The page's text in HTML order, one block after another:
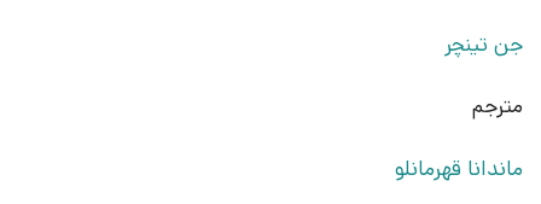
جن تینچر
مترجم
ماندانا قهرمانلو